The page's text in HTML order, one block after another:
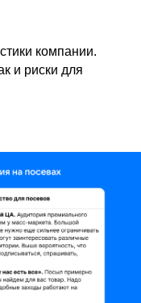
компании.
и риски для